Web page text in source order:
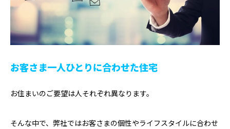
お客さま一人ひとりに合わせた住宅
お住まいのご要望は人それぞれ異なります。
そんな中で、弊社ではお客さまの個性やライフスタイルに合わせ